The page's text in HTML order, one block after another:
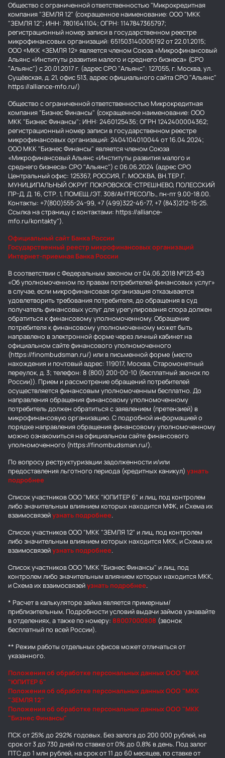
Общество с ограниченной ответственностью "Микрокредитная
компания "ЗЕМЛЯ 12" (сокращенное наименование: ООО "МКК
"ЗЕМЛЯ 12"; ИНН: 7801641104; ОГРН: 1147847365797;
регистрационный номер записи в государственном реестре
микрофинансовых организаций: 651503140006192 от 22.01.2015;
ООО «МКК «ЗЕМЛЯ 12» является членом Союза «Микрофинансовый
Альянс «Институты развития малого и среднего бизнеса» (СРО
"Альянс") с 20.01.2017 г. (адрес СРО "Альянс": 127055, г. Москва, ул.
Сущёвская, д. 21, офис 513, адрес официального сайта СРО "Альянс"
https://alliance-mfo.ru/)
Общество с ограниченной ответственностью Микрокредитная
компания "Бизнес Финансы" (сокращенное наименование: ООО
МКК "Бизнес Финансы"; ИНН: 2460125436; ОГРН 1242400004362;
регистрационный номер записи в государственном реестре
микрофинансовых организаций: 2404104010044 от 16.04.2024;
ООО МКК "Бизнес Финансы" является членом Союза
«Микрофинансовый Альянс «Институты развития малого и
среднего бизнеса» СРО "Альянс") с 06.06.2024 (адрес СРО
Центральный офис: 125367, РОССИЯ, Г. МОСКВА, ВН.ТЕР.Г.
МУНИЦИПАЛЬНЫЙ ОКРУГ ПОКРОВСКОЕ-СТРЕШНЕВО, ПОЛЕССКИЙ
ПР-Д, Д. 16, СТР. 1, ПОМЕЩ./ЭТ. 308/АНТРЕСОЛЬ., пн-пт 9.00-18.00.
Контакты: +7(800)555-24-99, +7 (499)322-46-77, +7 (843)212-15-25.
Ссылка на страницу с контактами: https://alliance-
mfo.ru/kontakty").
Официальный сайт Банка России
Государственный реестр микрофинансовых организаций
Интернет-приемная Банка России
В соответствии с Федеральным законом от 04.06.2018 №123-ФЗ
«Об уполномоченном по правам потребителей финансовых услуг»
в случае, если микрофинансовая организация отказывается
удовлетворить требования потребителя, до обращения в суд
получатель финансовых услуг для урегулирования спора должен
обратиться к финансовому уполномоченному. Обращение
потребителя к финансовому уполномоченному может быть
направлено в электронной форме через личный кабинет на
официальном сайте финансового уполномоченного
(https://finombudsman.ru/) или в письменной форме (место
нахождения и почтовый адрес: 119017, Москва, Старомонетный
переулок, д. 3; телефон: 8 (800) 200-00-10 (бесплатный звонок по
России)). Прием и рассмотрение обращений потребителей
осуществляется финансовым уполномоченным бесплатно. До
направления обращения финансовому уполномоченному
потребитель должен обратиться с заявлением (претензией) в
микрофинансовую организацию. С подробной информацией о
порядке направления обращения финансовому уполномоченному
можно ознакомиться на официальном сайте финансового
уполномоченного (https://finombudsman.ru/).
По вопросу реструктуризации задолженности и/или
предоставления льготного периода (кредитных каникул) узнать
подробнее
Список участников ООО "МКК "ЮПИТЕР 6" и лиц, под контролем
либо значительным влиянием которых находится МФК, и Схема их
взаимосвязейузнать подробнее.
Список участников ООО "МКК "ЗЕМЛЯ 12" и лиц, под контролем
либо значительным влиянием которых находится МКК, и Схема их
взаимосвязейузнать подробнее.
Список участников ООО "МКК "Бизнес Финансы" и лиц, под
контролем либо значительным влиянием которых находится МКК,
и Схема их взаимосвязейузнать подробнее.
* Расчет в калькуляторе займа является примерным/
приблизительным. Подробности условий выдачи займов узнавайте
в отделениях, а также по номеру: 88007000808 (звонок
бесплатный по всей России).
** Режим работы отдельных офисов может отличаться от
указанного.
Положения об обработке персональных данных ООО "МКК
"ЮПИТЕР 6"
Положения об обработке персональных данных ООО "МКК
"ЗЕМЛЯ 12"
Положения об обработке персональных данных ООО "МКК
"Бизнес Финансы"
ПСК от 25% до 292% годовых. Без залога до 200 000 рублей, на
срок от 3 до 730 дней по ставке от 0% до 0,8% в день. Под залог
ПТС до 1 млн рублей, на срок от 11 до 60 месяцев, по ставке от